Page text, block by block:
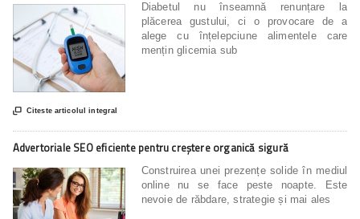
Diabetul nu înseamnă renunțare la
plăcerea gustului, ci o provocare de a
alege cu înțelepciune alimentele care
mențin glicemia sub
 Citeste articolul integral
Advertoriale SEO eficiente pentru creștere organică sigură
Construirea unei prezențe solide în mediul
online nu se face peste noapte. Este
nevoie de răbdare, strategie și mai ales